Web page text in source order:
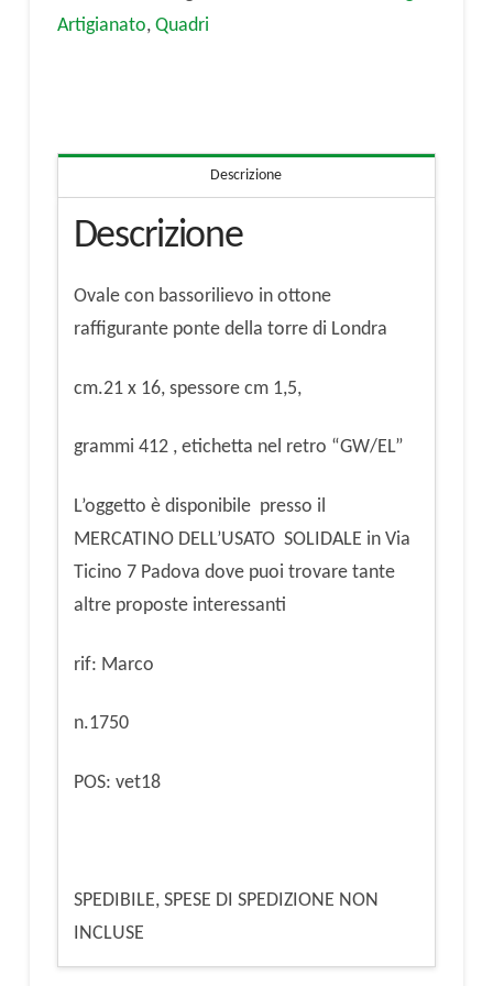
quantità
Artigianato, Quadri
Descrizione
Descrizione
Ovale con bassorilievo in ottone
raffigurante ponte della torre di Londra
cm.21 x 16, spessore cm 1,5,
grammi 412 , etichetta nel retro “GW/EL”
L’oggetto è disponibile presso il
MERCATINO DELL’USATO SOLIDALE in Via
Ticino 7 Padova dove puoi trovare tante
altre proposte interessanti
rif: Marco
n.1750
POS: vet18
SPEDIBILE, SPESE DI SPEDIZIONE NON
INCLUSE